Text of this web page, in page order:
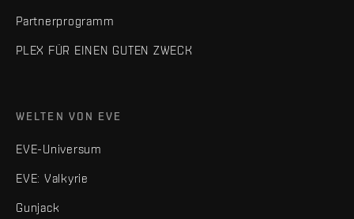
Partnerprogramm
PLEX FÜR EINEN GUTEN ZWECK
WELTEN VON EVE
EVE-Universum
EVE: Valkyrie
Gunjack